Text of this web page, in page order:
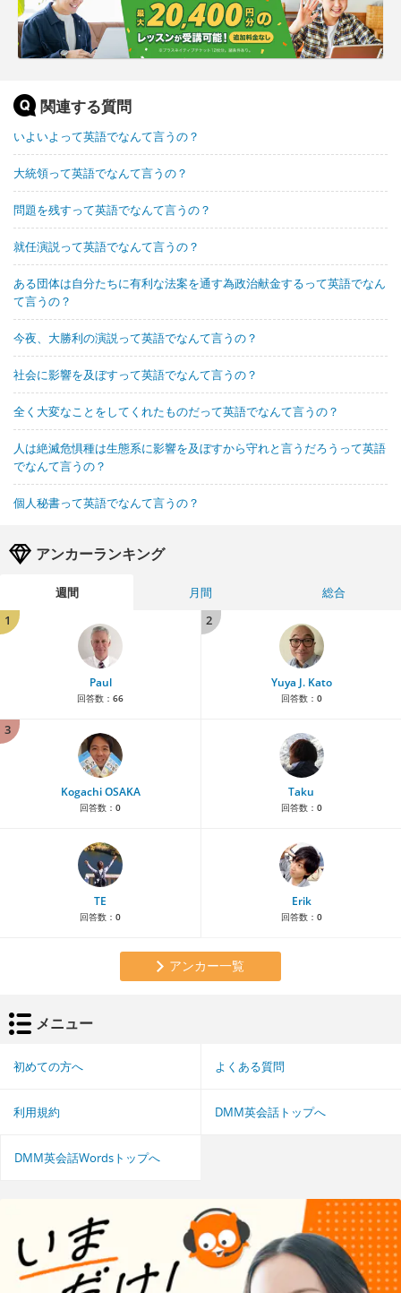
関連する質問
いよいよって英語でなんて言うの？
大統領って英語でなんて言うの？
問題を残すって英語でなんて言うの？
就任演説って英語でなんて言うの？
ある団体は自分たちに有利な法案を通す為政治献金するって英語でなん
て言うの？
今夜、大勝利の演説って英語でなんて言うの？
社会に影響を及ぼすって英語でなんて言うの？
全く大変なことをしてくれたものだって英語でなんて言うの？
人は絶滅危惧種は生態系に影響を及ぼすから守れと言うだろうって英語
でなんて言うの？
個人秘書って英語でなんて言うの？
アンカーランキング
週間 月間
総合
1
Paul
回答数： 66
2
Yuya J. Kato
回答数： 0
3
Kogachi OSAKA
回答数： 0
Taku
回答数： 0
TE
回答数： 0
Erik
回答数： 0
アンカー一覧
メニュー
初めての方へ よくある質問
利用規約 DMM英会話トップへ
DMM英会話Wordsトップへ